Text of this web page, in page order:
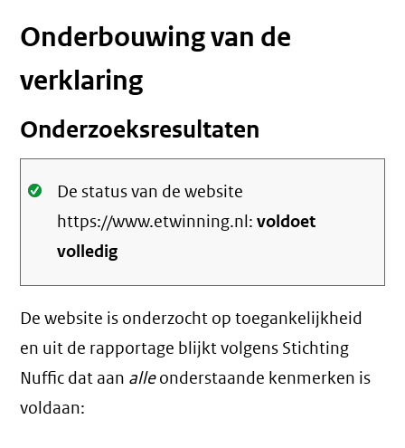
Onderbouwing van de
verklaring
Onderzoeksresultaten
Oké.
De status van de website
https://www.etwinning.nl:voldoet
volledig
De website is onderzocht op toegankelijkheid
en uit de rapportage blijkt volgens Stichting
Nuffic dat aan alleonderstaande kenmerken is
voldaan: